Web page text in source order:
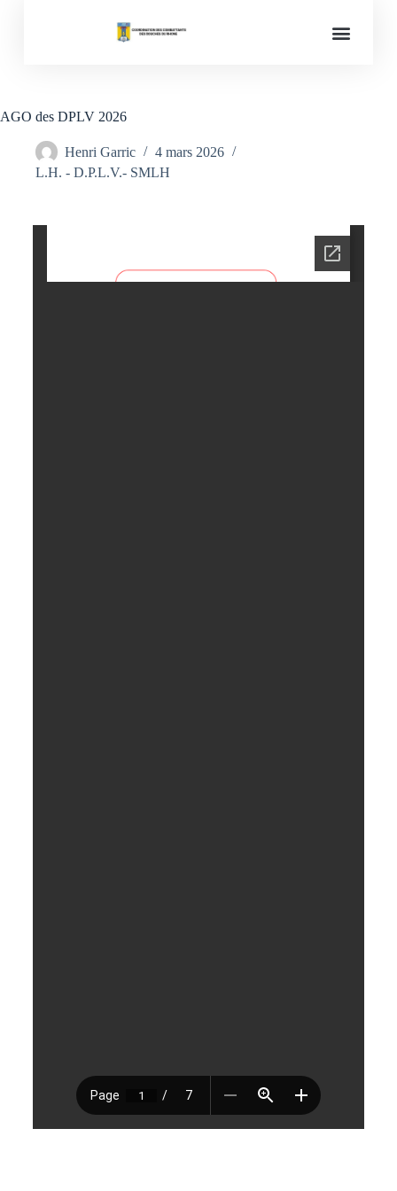
AGO des DPLV 2026
Henri Garric
4 mars 2026
L.H. - D.P.L.V.- SMLH